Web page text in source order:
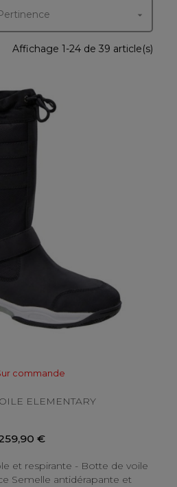

Affichage 1-24 de 39 article(s)
commande
ELEMENTARY
€
et respirante - Botte de voile
Semelle antidérapante et